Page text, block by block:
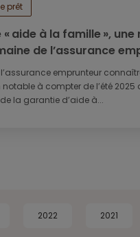
prêt
aide à la famille »,
de l’assurance
emprunteur
à compter de l’été 2025
la garantie d’aide à...
2022 2021